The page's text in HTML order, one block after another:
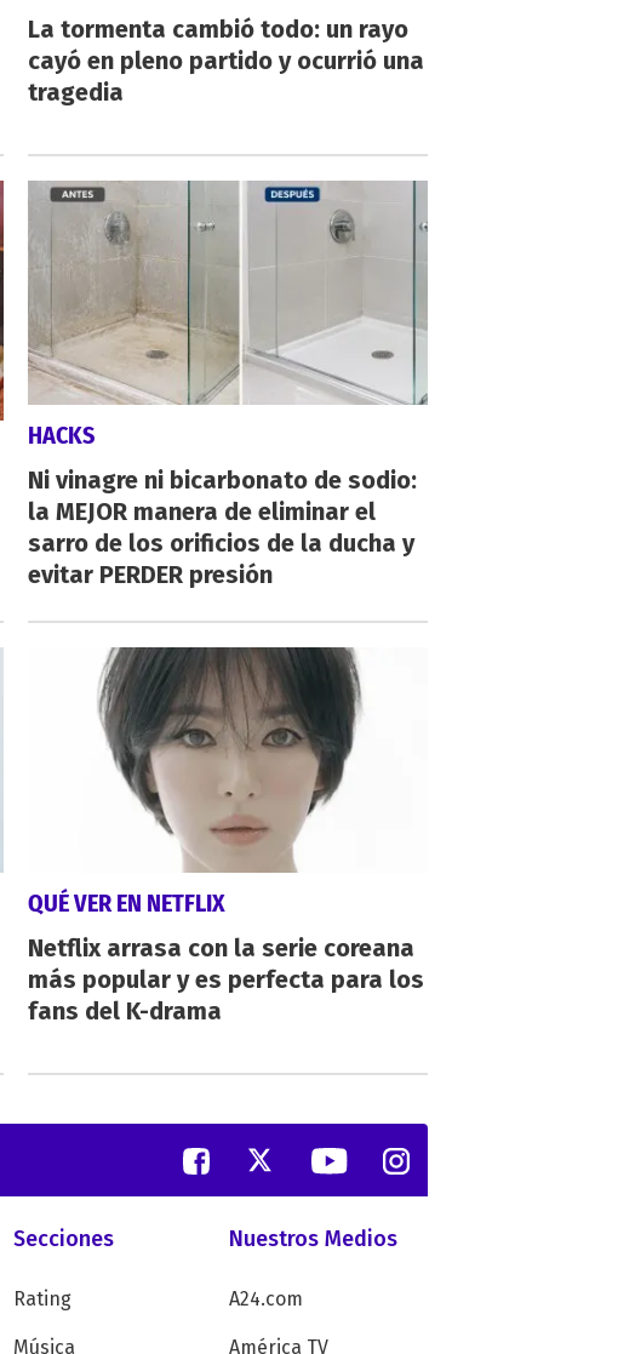
La tormenta cambió todo: un rayo
cayó en pleno partido y ocurrió una
tragedia
HACKS
Ni vinagre ni bicarbonato de sodio:
la MEJOR manera de eliminar el
sarro de los orificios de la ducha y
evitar PERDER presión
QUÉ VER EN NETFLIX
Netflix arrasa con la serie coreana
más popular y es perfecta para los
fans del K-drama
Secciones
Rating
Música
Nuestros Medios
A24.com
América TV